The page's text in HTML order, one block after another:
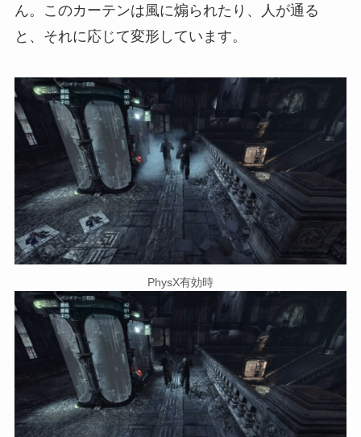
ん。このカーテンは風に煽られたり、人が通る
と、それに応じて変形しています。
PhysX有効時